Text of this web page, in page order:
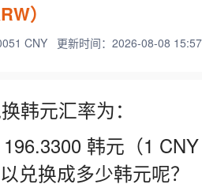
）
CNY 更新时间：2026-08-08
韩元汇率为：
韩元（1
兑换成多少韩元呢？